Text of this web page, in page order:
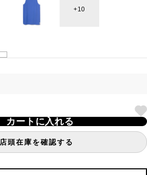
10
カートに入れる
店頭在庫を確認する